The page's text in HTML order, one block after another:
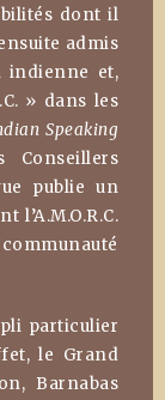
dont il
admis
indienne et,
» dans les
Speaking
Conseillers
publie un
particulier
le Grand
Barnabas